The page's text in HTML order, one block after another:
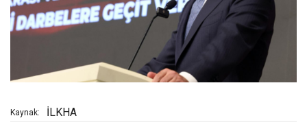
Kaynak: İLKHA